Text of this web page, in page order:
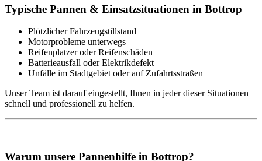
Typische Pannen & Einsatzsituationen in Bottrop
Plötzlicher Fahrzeugstillstand
Motorprobleme unterwegs
Reifenplatzer oder Reifenschäden
Batterieausfall oder Elektrikdefekt
Unfälle im Stadtgebiet oder auf Zufahrtsstraßen
Unser Team ist darauf eingestellt, Ihnen in jeder dieser Situationen
schnell und professionell zu helfen.
Warum unsere Pannenhilfe in Bottrop?